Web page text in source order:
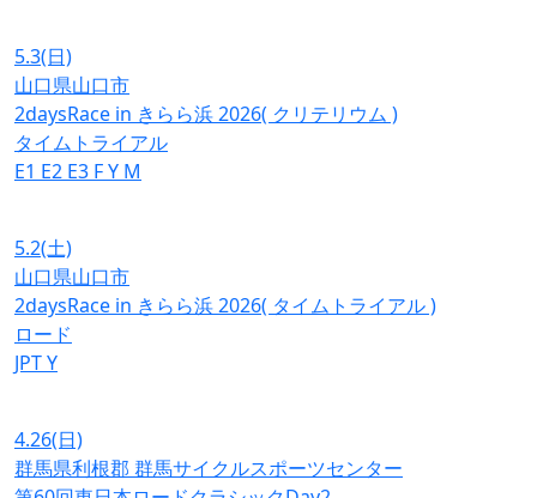
5.3(日)
山口県山口市
2daysRace in きらら浜 2026( クリテリウム )
タイムトライアル
E1 E2 E3 FY M
5.2(土)
山口県山口市
2daysRace in きらら浜 2026( タイムトライアル )
ロード
JPTY
4.26(日)
群馬県利根郡 群馬サイクルスポーツセンター